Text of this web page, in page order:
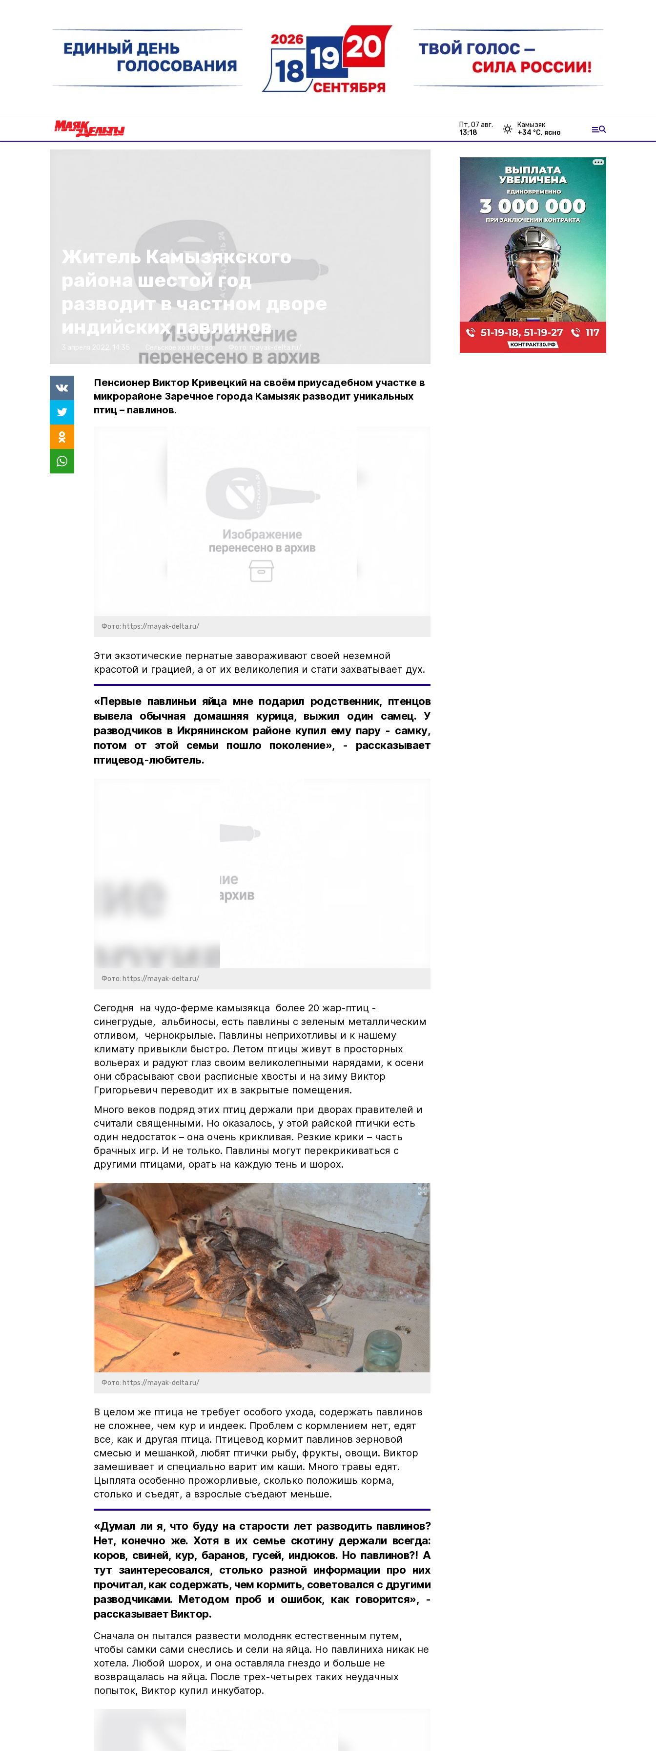
пт, 07 авг.
13:18
Камызяк
+34 °С, ясно
Житель Камызякского
района шестой год
разводит в частном дворе
индийских павлинов
Сельское хозяйство
Пенсионер Виктор Кривецкий на своём приусадебном участке в
микрорайоне Заречное города Камызяк разводит уникальных
птиц – павлинов.
Фото: https://mayak-delta.ru/
Эти экзотические пернатые завораживают своей неземной
красотой и грацией, а от их великолепия и стати захватывает дух.
«Первые павлиньи яйца мне подарил родственник, птенцов
вывела обычная домашняя курица, выжил один самец. У
разводчиков в Икрянинском районе купил ему пару - самку,
потом от этой семьи пошло поколение», - рассказывает
птицевод-любитель.
Фото: https://mayak-delta.ru/
Сегодня на чудо-ферме камызякца более 20 жар-птиц -
синегрудые, альбиносы, есть павлины с зеленым металлическим
отливом, чернокрылые. Павлины неприхотливы и к нашему
климату привыкли быстро. Летом птицы живут в просторных
вольерах и радуют глаз своим великолепными нарядами, к осени
они сбрасывают свои расписные хвосты и на зиму Виктор
Григорьевич переводит их в закрытые помещения.
Много веков подряд этих птиц держали при дворах правителей и
считали священными. Но оказалось, у этой райской птички есть
один недостаток – она очень крикливая. Резкие крики – часть
брачных игр. И не только. Павлины могут перекрикиваться с
другими птицами, орать на каждую тень и шорох.
Фото: https://mayak-delta.ru/
В целом же птица не требует особого ухода, содержать павлинов
не сложнее, чем кур и индеек. Проблем с кормлением нет, едят
все, как и другая птица. Птицевод кормит павлинов зерновой
смесью и мешанкой, любят птички рыбу, фрукты, овощи. Виктор
замешивает и специально варит им каши. Много травы едят.
Цыплята особенно прожорливые, сколько положишь корма,
столько и съедят, а взрослые съедают меньше.
«Думал ли я, что буду на старости лет разводить павлинов?
Нет, конечно же. Хотя в их семье скотину держали всегда:
коров, свиней, кур, баранов, гусей, индюков. Но павлинов?! А
тут заинтересовался, столько разной информации про них
прочитал, как содержать, чем кормить, советовался с другими
разводчиками. Методом проб и ошибок, как говорится», -
рассказывает Виктор.
Сначала он пытался развести молодняк естественным путем,
чтобы самки сами снеслись и сели на яйца. Но павлиниха никак не
хотела. Любой шорох, и она оставляла гнездо и больше не
возвращалась на яйца. После трех-четырех таких неудачных
попыток, Виктор купил инкубатор.